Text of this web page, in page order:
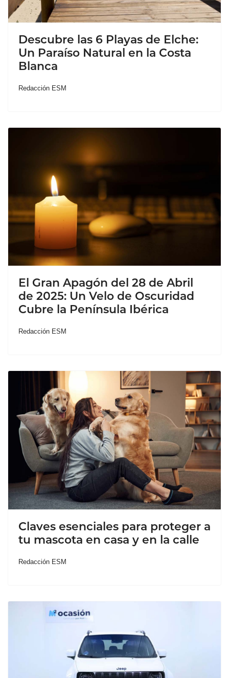
Descubre las 6 Playas de Elche:
Un Paraíso Natural en la Costa
Blanca
Redacción ESM
El Gran Apagón del 28 de Abril
de 2025: Un Velo de Oscuridad
Cubre la Península Ibérica
Redacción ESM
Claves esenciales para proteger a
tu mascota en casa y en la calle
Redacción ESM